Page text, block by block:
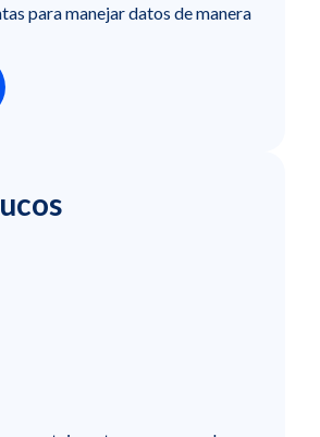
para manejar datos de manera